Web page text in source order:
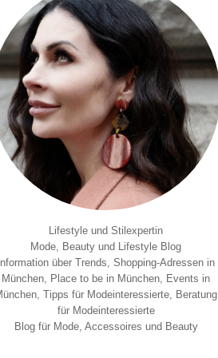
Lifestyle und Stilexpertin
Mode, Beauty und Lifestyle Blog
über Trends, Shopping-Adressen in
München, Place to be in München, Events in
Tipps für Modeinteressierte, Beratung
für Modeinteressierte
Blog für Mode, Accessoires und Beauty